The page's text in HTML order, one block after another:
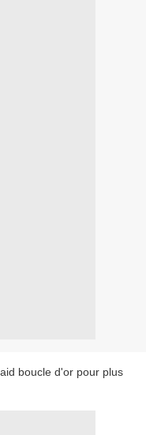
boucle d'or pour plus